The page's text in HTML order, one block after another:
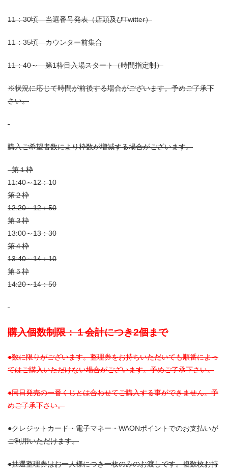
11：30頃 当選番号発表（店頭及びTwitter）
11：35頃 カウンター前集合
11：40～ 第1枠目入場スタート（時間指定制）
※状況に応じて時間が前後する場合がございます。予めご了承下
さい。
購入ご希望者数により枠数が増減する場合がございます。
第１枠
11:40～12：10
第２枠
12:20～12：50
第３枠
13:00～13：30
第４枠
13:40～14：10
第５枠
14:20～14：50
購入個数制限：１会計につき2個まで
●数に限りがございます。整理券をお持ちいただいても順番によっ
てはご購入いただけない場合がございます。予めご了承下さい。
●同日発売の一番くじとは合わせてご購入する事ができません。予
めご了承下さい。
●クレジットカード・電子マネー・WAONポイントでのお支払いが
ご利用いただけます。
●抽選整理券はお一人様につき一枚のみのお渡しです。複数枚お持